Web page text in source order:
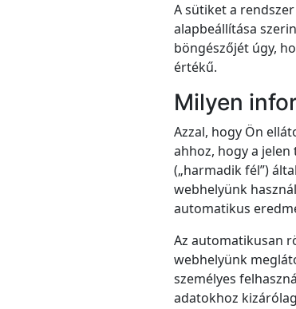
A sütiket a
alapbeállítása
böngészőjét úgy,
értékű.
Milyen
Azzal, hogy Ön
ahhoz, hogy a
(„harmadik fél”)
webhelyünk
automatikus
Az automatikusan
webhelyünk
személyes
adatokhoz